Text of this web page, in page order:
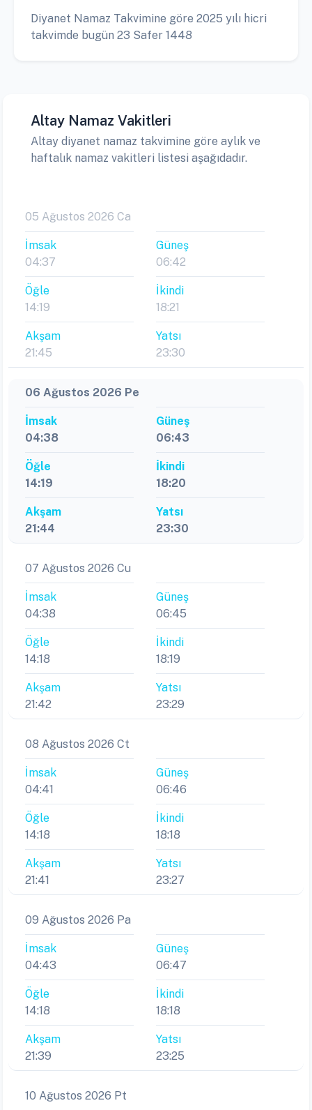
Diyanet Namaz Takvimine göre 2025 yılı hicri
takvimde bugün 23 Safer 1448
Altay Namaz Vakitleri
Altay diyanet namaz takvimine göre aylık ve
haftalık namaz vakitleri listesi aşağıdadır.
05 Ağustos 2026 Ca
İmsak
04:37
Güneş
06:42
Öğle
14:19
İkindi
18:21
Akşam
21:45
Yatsı
23:30
06 Ağustos 2026 Pe
İmsak
04:38
Güneş
06:43
Öğle
14:19
İkindi
18:20
Akşam
21:44
Yatsı
23:30
07 Ağustos 2026 Cu
İmsak
04:38
Güneş
06:45
Öğle
14:18
İkindi
18:19
Akşam
21:42
Yatsı
23:29
08 Ağustos 2026 Ct
İmsak
04:41
Güneş
06:46
Öğle
14:18
İkindi
18:18
Akşam
21:41
Yatsı
23:27
09 Ağustos 2026 Pa
İmsak
04:43
Güneş
06:47
Öğle
14:18
İkindi
18:18
Akşam
21:39
Yatsı
23:25
10 Ağustos 2026 Pt